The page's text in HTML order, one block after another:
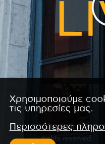
Copyright © 2026
rights reserved.
Χρησιμοποιούμε
τις υπηρεσίες μας.
Περισσότερες